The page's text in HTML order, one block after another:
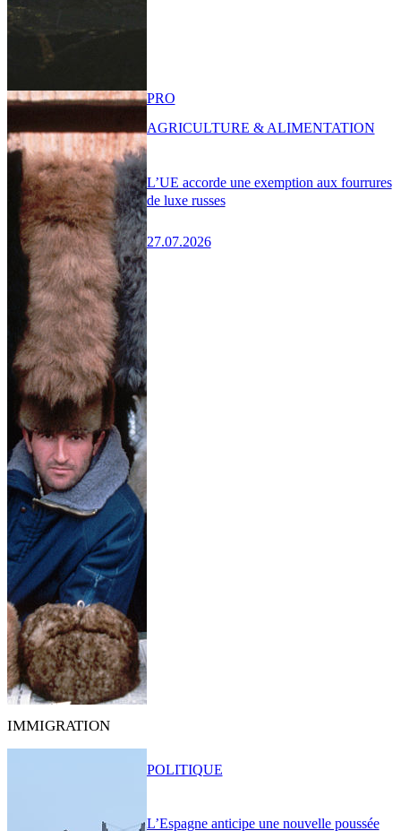
L’UE accorde une exemption aux fourrures
de luxe russes
27.07.2026
PRO
AGRICULTURE & ALIMENTATION
IMMIGRATION
L’Espagne anticipe une nouvelle poussée
POLITIQUE